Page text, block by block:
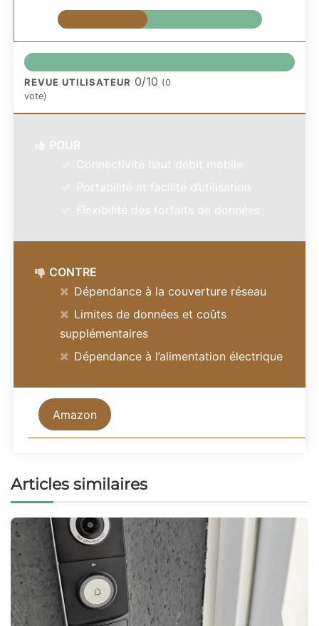
REVUE UTILISATEUR 0/10 (0
vote)
POUR
Connectivité haut débit mobile
Portabilité et facilité d’utilisation
Flexibilité des forfaits de données
CONTRE
Dépendance à la couverture réseau
Limites de données et coûts
supplémentaires
Dépendance à l’alimentation électrique
Amazon
Articles similaires